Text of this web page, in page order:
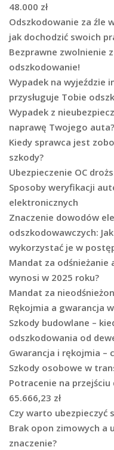
48.000 zł
Odszkodowanie za źle
jak dochodzić swoich
Bezprawne zwolnienie
odszkodowanie!
Wypadek na wyjeździe
przysługuje Tobie
Wypadek z
naprawę Twojego auta?
Kiedy sprawca jest
szkody?
Ubezpieczenie OC
Sposoby weryfikacji
elektronicznych
Znaczenie dowodów
odszkodowawczych:
wykorzystać je w
Mandat za odśnieżanie
wynosi w 2025 roku?
Mandat za
Rękojmia a gwarancja
Szkody budowlane –
odszkodowania od
Gwarancja i rękojmia –
Szkody osobowe w
Potracenie na
65.666,23 zł
Czy warto ubezpieczyć
Brak opon zimowych a
znaczenie?